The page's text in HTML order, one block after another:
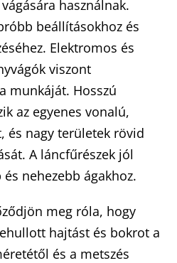
használnak.
beállításokhoz és
Elektromos és
viszont
munkáját. Hosszú
az egyenes vonalú,
és nagy területek rövid
A láncfűrészek jól
nehezebb ágakhoz.
meg róla, hogy
hajtást és bokrot a
és a metszés